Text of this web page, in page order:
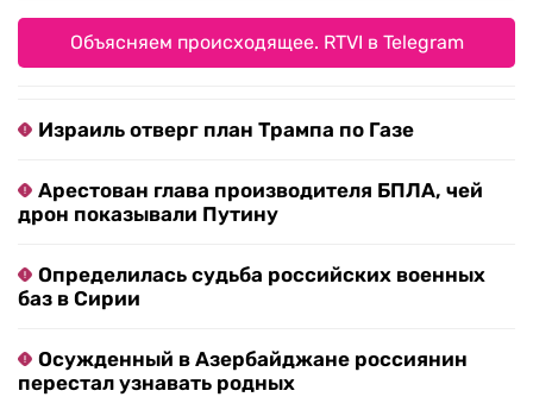
Объясняем происходящее. RTVI в Telegram
Израиль отверг план Трампа по Газе
Арестован глава производителя БПЛА, чей
дрон показывали Путину
Определилась судьба российских военных
баз в Сирии
Осужденный в Азербайджане россиянин
перестал узнавать родных